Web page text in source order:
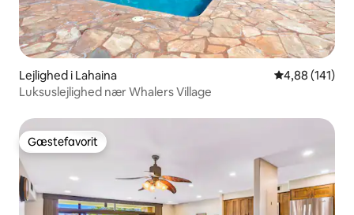
Lejlighed i Lahaina 4,88 ud af 5 i
4,88 (141)
Luksuslejlighed nær Whalers Village
Gæstefavorit
Gæstefavorit